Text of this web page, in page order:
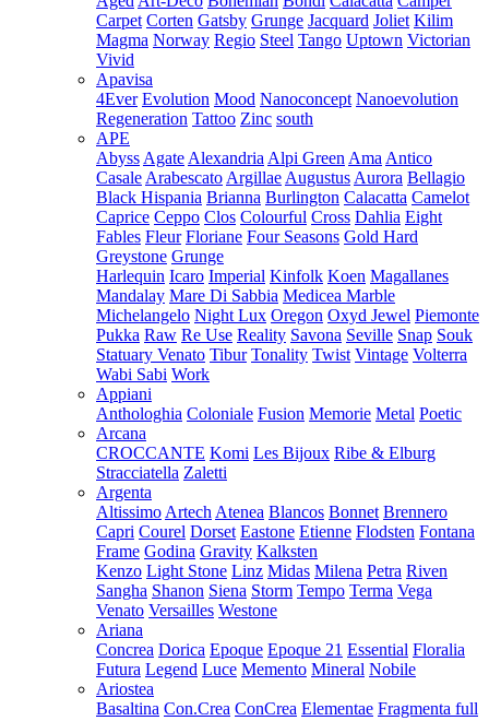
Carpet Corten Gatsby Grunge Jacquard Joliet Kilim
Magma Norway Regio Steel Tango Uptown Victorian
Vivid
Apavisa
4Ever Evolution Mood Nanoconcept Nanoevolution
Regeneration Tattoo Zinc south
APE
Abyss Agate Alexandria Alpi Green Ama Antico
Casale Arabescato Argillae Augustus Aurora Bellagio
Black Hispania Brianna Burlington Calacatta Camelot
Caprice Ceppo Clos Colourful Cross Dahlia Eight
Fables Fleur Floriane Four Seasons Gold Hard
Greystone Grunge
Harlequin Icaro Imperial Kinfolk Koen Magallanes
Mandalay Mare Di Sabbia Medicea Marble
Michelangelo Night Lux Oregon Oxyd Jewel Piemonte
Pukka Raw Re Use Reality Savona Seville Snap Souk
Statuary Venato Tibur Tonality Twist Vintage Volterra
Wabi Sabi Work
Appiani
Anthologhia Coloniale Fusion Memorie Metal Poetic
Arcana
CROCCANTE Komi Les Bijoux Ribe & Elburg
Stracciatella Zaletti
Argenta
Altissimo Artech Atenea Blancos Bonnet Brennero
Capri Courel Dorset Eastone Etienne Flodsten Fontana
Frame Godina Gravity Kalksten
Kenzo Light Stone Linz Midas Milena Petra Riven
Sangha Shanon Siena Storm Tempo Terma Vega
Venato Versailles Westone
Ariana
Concrea Dorica Epoque Epoque 21 Essential Floralia
Futura Legend Luce Memento Mineral Nobile
Ariostea
Basaltina Con.Crea ConCrea Elementae Fragmenta full